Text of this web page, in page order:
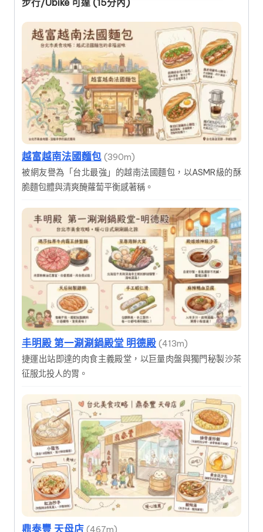
步行/Ubike 可達 (15分內)
越富越南法國麵包 (390m)
被網友譽為「台北最強」的越南法國麵包，以ASMR級的酥
脆麵包體與清爽醃蘿蔔平衡感著稱。
丰明殿 第一涮涮鍋殿堂 明德殿 (413m)
捷運出站即達的肉食主義殿堂，以巨量肉盤與獨門秘製沙茶
征服北投人的胃。
鼎泰豐 天母店 (467m)